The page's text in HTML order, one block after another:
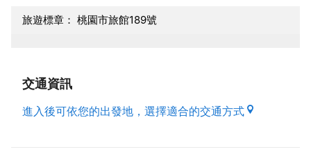
旅遊標章： 桃園市旅館189號
交通資訊
進入後可依您的出發地，選擇適合的交通方式